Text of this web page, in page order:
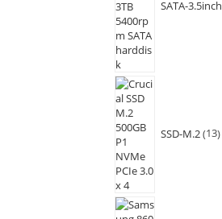
SATA-3.5inch
SSD-M.2 13